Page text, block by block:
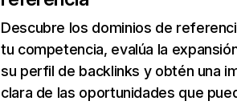
Descubre los dominios de
tu competencia, evalúa la
su perfil de backlinks y obtén una
clara de las oportunidades que